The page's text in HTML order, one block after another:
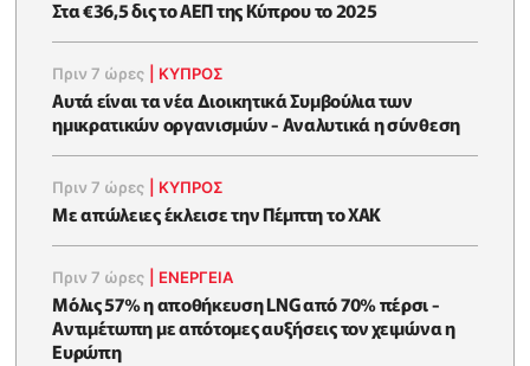
Στα €36,5 δις το ΑΕΠ της Κύπρου το 2025
Πριν 7 ώρες ΚΥΠΡΟΣ
Αυτά είναι τα νέα Διοικητικά Συμβούλια των
ημικρατικών οργανισμών - Αναλυτικά η σύνθεση
Πριν 7 ώρες ΚΥΠΡΟΣ
Με απώλειες έκλεισε την Πέμπτη το ΧΑΚ
Πριν 7 ώρες ΕΝΈΡΓΕΙΑ
Μόλις 57% η αποθήκευση LNG από 70% πέρσι -
Αντιμέτωπη με απότομες αυξήσεις τον χειμώνα η
Ευρώπη